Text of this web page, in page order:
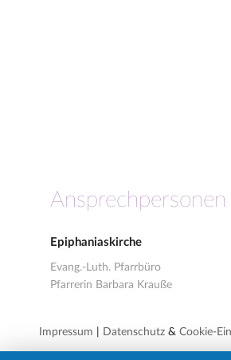
Epiphaniaskirche
Evang.-Luth. Pfarrbüro
Pfarrerin Barbara Krauße
Impressum Datenschutz & Cookie-